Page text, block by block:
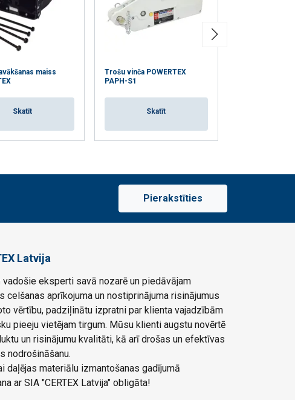
maiss
Skatīt
Trošu vinča POWERTEX
PAPH-S1
Skatīt
Pierakstīties
Latvija
vadošie eksperti savā nozarē un piedāvājam
celšanas aprīkojuma un nostiprinājuma risinājumus
vērtību, padziļinātu izpratni par klienta vajadzībām
pieeju vietējam tirgum. Mūsu klienti augstu novērtē
un risinājumu kvalitāti, kā arī drošas un efektīvas
nodrošināšanu.
daļējas materiālu izmantošanas gadījumā
ar SIA "CERTEX Latvija" obligāta!